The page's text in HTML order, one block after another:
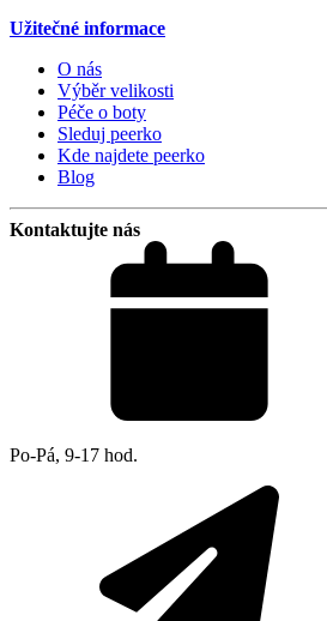
Užitečné informace
O nás
Výběr velikosti
Péče o boty
Sleduj peerko
Kde najdete peerko
Blog
Kontaktujte nás
Po-Pá, 9-17 hod.